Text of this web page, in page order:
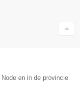
en in de provincie